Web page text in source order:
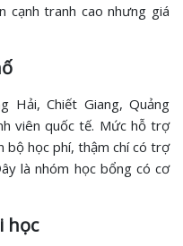
cạnh tranh cao nhưng giá
Hải, Chiết Giang, Quảng
viên quốc tế. Mức hỗ trợ
bộ học phí, thậm chí có trợ
là nhóm học bổng có cơ
học